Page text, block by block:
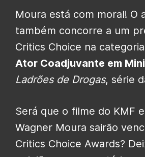
Moura está com moral! O
também concorre a um
Critics Choice na
Ator Coadjuvante em
Ladrões de Drogas, série
Será que o filme do KMF
Wagner Moura sairão
Critics Choice Awards?